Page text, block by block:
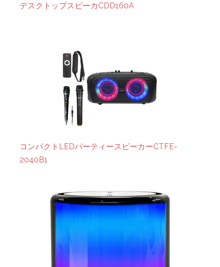
デスクトップスピーカCDD160A
コンパクトLEDパーティースピーカーCTFE-
2040B1